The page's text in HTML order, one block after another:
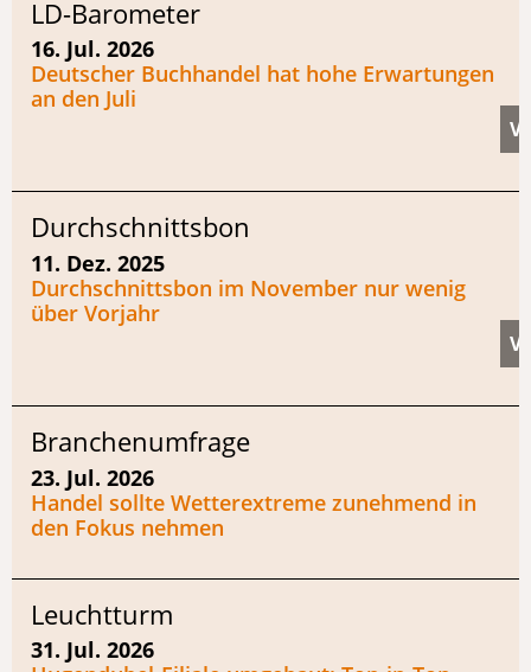
LD-Barometer
16. Jul. 2026
Deutscher Buchhandel hat hohe Erwartungen
an den Juli
Durchschnittsbon
11. Dez. 2025
Durchschnittsbon im November nur wenig
über Vorjahr
Branchenumfrage
23. Jul. 2026
Handel sollte Wetterextreme zunehmend in
den Fokus nehmen
Leuchtturm
31. Jul. 2026